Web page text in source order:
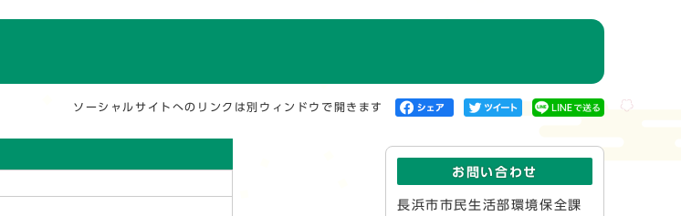
ソーシャルサイトへのリンクは別ウィンドウで開きます
お問い合わせ
長浜市市民生活部環境保全課